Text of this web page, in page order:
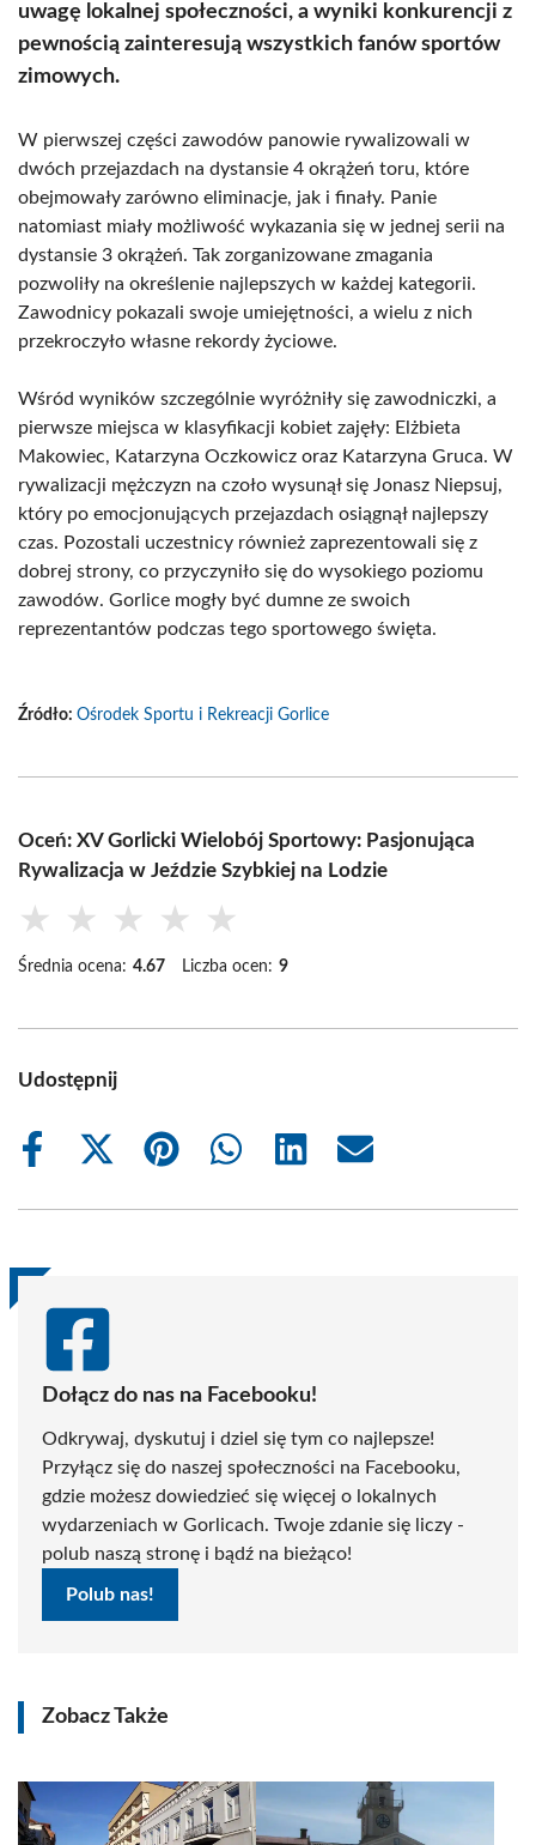
uwagę lokalnej społeczności, a wyniki konkurencji z
pewnością zainteresują wszystkich fanów sportów
zimowych.
W pierwszej części zawodów panowie rywalizowali w
dwóch przejazdach na dystansie 4 okrążeń toru, które
obejmowały zarówno eliminacje, jak i finały. Panie
natomiast miały możliwość wykazania się w jednej serii na
dystansie 3 okrążeń. Tak zorganizowane zmagania
pozwoliły na określenie najlepszych w każdej kategorii.
Zawodnicy pokazali swoje umiejętności, a wielu z nich
przekroczyło własne rekordy życiowe.
Wśród wyników szczególnie wyróżniły się zawodniczki, a
pierwsze miejsca w klasyfikacji kobiet zajęły: Elżbieta
Makowiec, Katarzyna Oczkowicz oraz Katarzyna Gruca. W
rywalizacji mężczyzn na czoło wysunął się Jonasz Niepsuj,
który po emocjonujących przejazdach osiągnął najlepszy
czas. Pozostali uczestnicy również zaprezentowali się z
dobrej strony, co przyczyniło się do wysokiego poziomu
zawodów. Gorlice mogły być dumne ze swoich
reprezentantów podczas tego sportowego święta.
Źródło: Ośrodek Sportu i Rekreacji Gorlice
Oceń: XV Gorlicki Wielobój Sportowy: Pasjonująca
Rywalizacja w Jeździe Szybkiej na Lodzie
★ ★ ★ ★ ★
Średnia ocena: 4.67 Liczba ocen: 9
Udostępnij
Share
Share
(Twitter)
Share
Share
Share
Share
Dołącz do nas na Facebooku!
Odkrywaj, dyskutuj i dziel się tym co najlepsze!
Przyłącz się do naszej społeczności na Facebooku,
gdzie możesz dowiedzieć się więcej o lokalnych
wydarzeniach w Gorlicach. Twoje zdanie się liczy -
polub naszą stronę i bądź na bieżąco!
Polub nas!
Zobacz Także